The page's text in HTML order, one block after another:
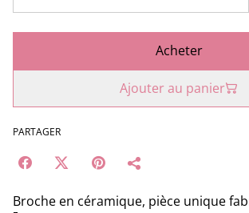
Acheter
Ajouter au panier
PARTAGER
Broche en céramique, pièce unique